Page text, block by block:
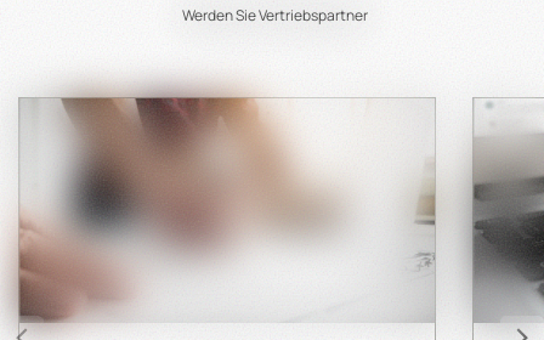
Werden Sie Vertriebspartner